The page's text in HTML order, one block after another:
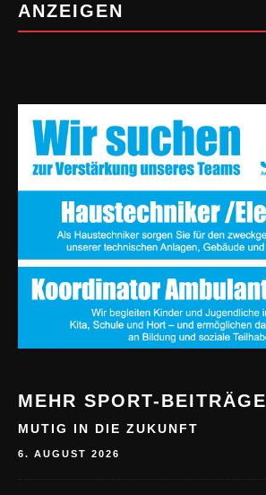
ANZEIGEN
MEHR SPORT-BEITRÄGE
MUTIG IN DIE ZUKUNFT
6. AUGUST 2026